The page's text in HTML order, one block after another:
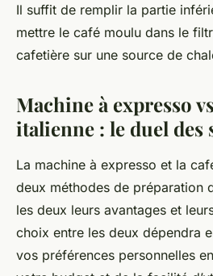
Il suffit de remplir la partie
mettre le café moulu dans le
cafetière sur une source de
Machine à expresso
italienne : le duel des
La machine à expresso et la
deux méthodes de préparation
les deux leurs avantages et
choix entre les deux dépendra
vos préférences personnelles